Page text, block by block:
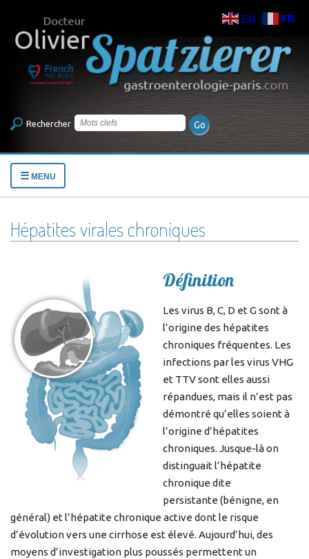
Rechercher
☰ MENU
Hépatites virales chroniques
Définition
Les virus B, C, D et G sont à
l’origine des hépatites
chroniques fréquentes. Les
infections par les virus VHG
et TTV sont elles aussi
répandues, mais il n’est pas
démontré qu’elles soient à
l’origine d’hépatites
chroniques. Jusque-là on
distinguait l’hépatite
chronique dite
persistante (bénigne, en
général) et l’hépatite chronique active dont le risque
d’évolution vers une cirrhose est élevé. Aujourd’hui, des
moyens d’investigation plus poussés permettent un
EN FR